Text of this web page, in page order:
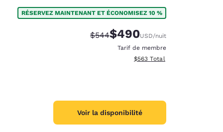
RÉSERVEZ MAINTENANT ET ÉCONOMISEZ 10 %
Tarif barré :
$544Tarif réduit :
$490USD/nuit
Tarif de membre
Afficher les détails totaux
$563 Total
Voir la disponibilité